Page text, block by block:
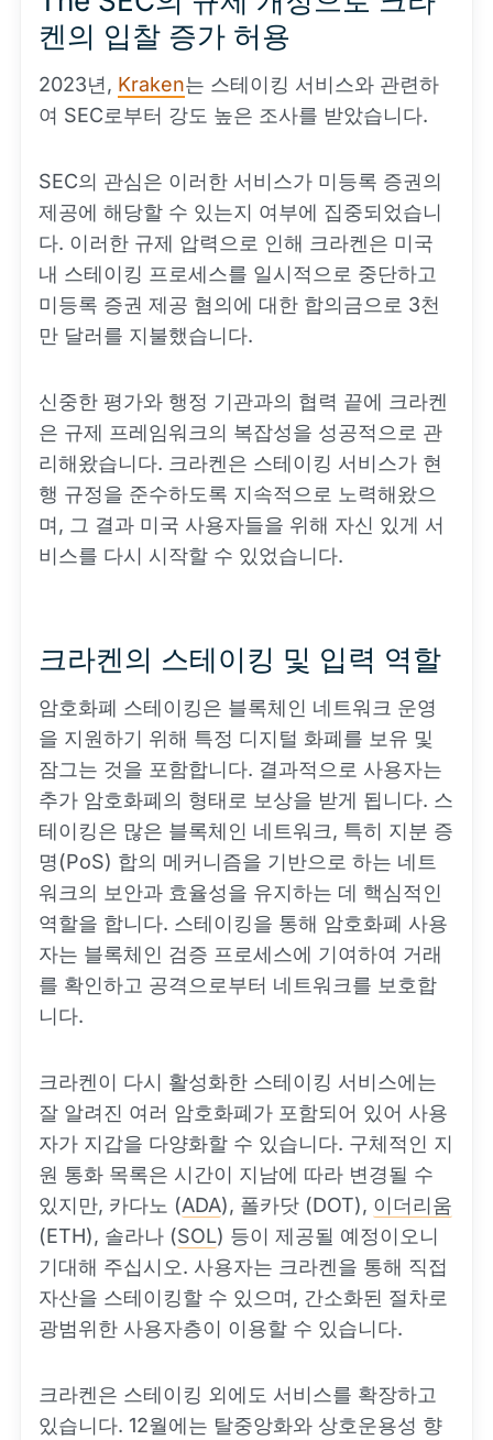
켄의 입찰 증가 허용
2023년, Kraken는 스테이킹 서비스와 관련하
여 SEC로부터 강도 높은 조사를 받았습니다.
SEC의 관심은 이러한 서비스가 미등록 증권의
제공에 해당할 수 있는지 여부에 집중되었습니
다. 이러한 규제 압력으로 인해 크라켄은 미국
내 스테이킹 프로세스를 일시적으로 중단하고
미등록 증권 제공 혐의에 대한 합의금으로 3천
만 달러를 지불했습니다.
신중한 평가와 행정 기관과의 협력 끝에 크라켄
은 규제 프레임워크의 복잡성을 성공적으로 관
리해왔습니다. 크라켄은 스테이킹 서비스가 현
행 규정을 준수하도록 지속적으로 노력해왔으
며, 그 결과 미국 사용자들을 위해 자신 있게 서
비스를 다시 시작할 수 있었습니다.
크라켄의 스테이킹 및 입력 역할
암호화폐 스테이킹은 블록체인 네트워크 운영
을 지원하기 위해 특정 디지털 화폐를 보유 및
잠그는 것을 포함합니다. 결과적으로 사용자는
추가 암호화폐의 형태로 보상을 받게 됩니다. 스
테이킹은 많은 블록체인 네트워크, 특히 지분 증
명(PoS) 합의 메커니즘을 기반으로 하는 네트
워크의 보안과 효율성을 유지하는 데 핵심적인
역할을 합니다. 스테이킹을 통해 암호화폐 사용
자는 블록체인 검증 프로세스에 기여하여 거래
를 확인하고 공격으로부터 네트워크를 보호합
니다.
크라켄이 다시 활성화한 스테이킹 서비스에는
잘 알려진 여러 암호화폐가 포함되어 있어 사용
자가 지갑을 다양화할 수 있습니다. 구체적인 지
원 통화 목록은 시간이 지남에 따라 변경될 수
있지만, 카다노 (ADA), 폴카닷 (DOT), 이더리움
(ETH), 솔라나 (SOL) 등이 제공될 예정이오니
기대해 주십시오. 사용자는 크라켄을 통해 직접
자산을 스테이킹할 수 있으며, 간소화된 절차로
광범위한 사용자층이 이용할 수 있습니다.
크라켄은 스테이킹 외에도 서비스를 확장하고
있습니다. 12월에는 탈중앙화와 상호운용성 향